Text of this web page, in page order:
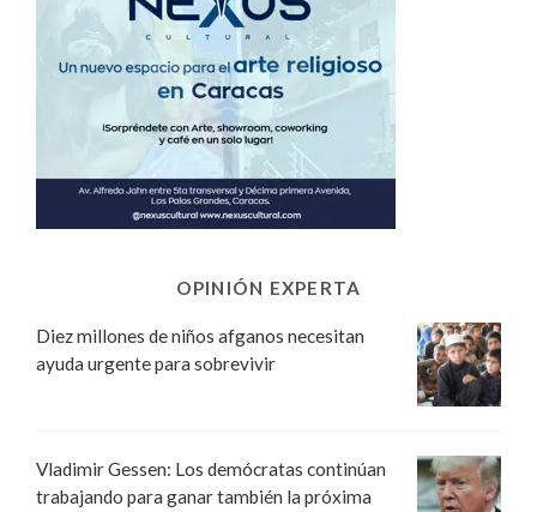
OPINIÓN EXPERTA
Diez millones de niños afganos necesitan
ayuda urgente para sobrevivir
Vladimir Gessen: Los demócratas continúan
trabajando para ganar también la próxima